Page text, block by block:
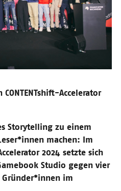
Accelerator
Storytelling zu einem
machen: Im
2024 setzte sich
Studio gegen vier
im
Kreative
für den
in Köln am
21. November laden wir
mit Community
der Bastei Lübbe AG und
Regionalgeschäftsstelle NRW
Börsenvereins zum nächsten
ein!